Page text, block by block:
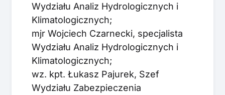
Wydziału Analiz Hydrologicznych i
Klimatologicznych;
mjr Wojciech Czarnecki, specjalista
Wydziału Analiz Hydrologicznych i
Klimatologicznych;
wz. kpt. Łukasz Pajurek, Szef
Wydziału Zabezpieczenia